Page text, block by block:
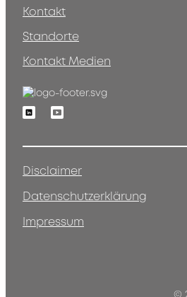
Kontakt
Standorte
Kontakt Medien
LinkedinYoutube
Disclaimer
Datenschutzerklärung
Impressum